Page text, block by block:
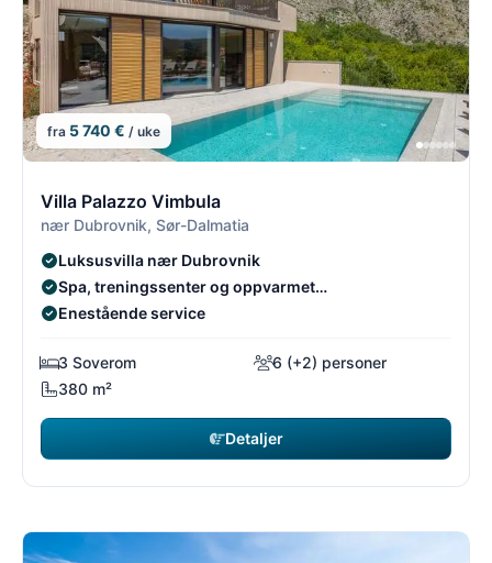
fra 5 740 € / uke
Villa Palazzo Vimbula
nær Dubrovnik, Sør-Dalmatia
Luksusvilla nær Dubrovnik
Spa, treningssenter og oppvarmet
utendørsbasseng
Enestående service
3 Soverom
6 (+2) personer
380 m²
Detaljer